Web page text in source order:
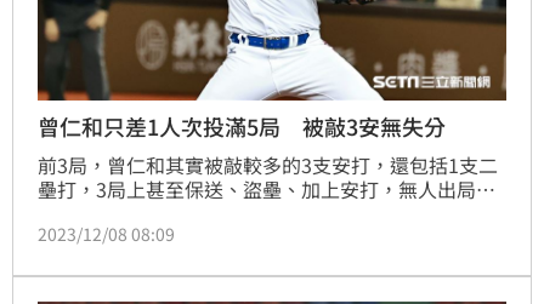
曾仁和只差1人次投滿5局 被敲3安無失分
前3局，曾仁和其實被敲較多的3支安打，還包括1支二
壘打，3局上甚至保送、盜壘、加上安打，無人出局攻
下1個出局數，接著三振前1打席打二壘打的片山壯史，
球出局，化解這局的危機。
2023/12/08 08:09